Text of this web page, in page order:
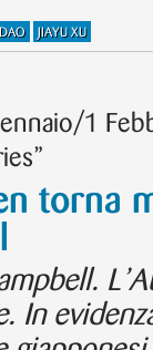
JIAYU XU
1
torna
In